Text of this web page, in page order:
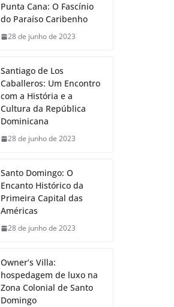
Punta Cana: O Fascínio
do Paraíso Caribenho
28 de junho de 2023
Santiago de Los
Caballeros: Um Encontro
com a História e a
Cultura da República
Dominicana
28 de junho de 2023
Santo Domingo: O
Encanto Histórico da
Primeira Capital das
Américas
28 de junho de 2023
Owner’s Villa:
hospedagem de luxo na
Zona Colonial de Santo
Domingo